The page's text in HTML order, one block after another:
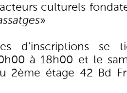
culturels
»
d'inscriptions se
à 18h00 et le
2ème étage 42 Bd